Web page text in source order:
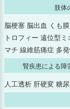
2025年2月
2025年1月
肢体
脳梗塞 脳出血 くも
トロフィー 遠位型
マチ 線維筋痛症 多
腎疾患による障
人工透析 肝硬変 糖